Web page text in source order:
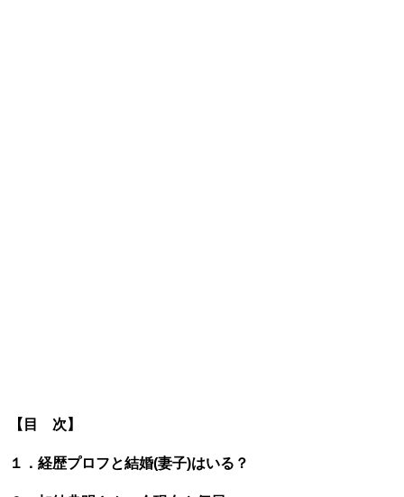
【目 次】
１．経歴プロフと結婚(妻子)はいる？